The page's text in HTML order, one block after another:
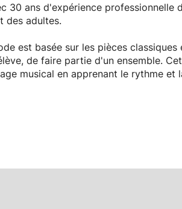
des adultes.
est basée sur les pièces
partie d'un ensemble. Cette méthode leur
musical en apprenant le rythme et
musical, avancer